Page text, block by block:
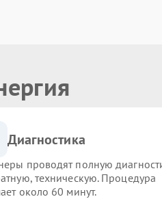
Диагностика
проводят полную
техническую. Процедура
около 60 минут.